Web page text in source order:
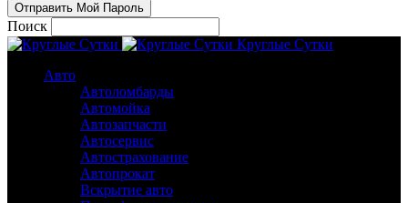
Поиск
Круглые Сутки
Авто
Автоломбарды
Автомойка
Автозапчасти
Автосервис
Автострахование
Автопрокат
Вскрытие авто